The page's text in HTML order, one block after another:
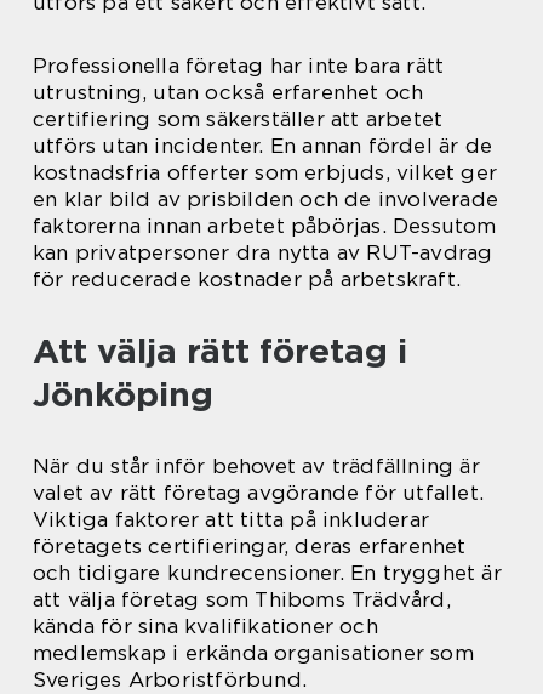
Professionella företag har inte bara rätt
utrustning, utan också erfarenhet och
certifiering som säkerställer att arbetet
utförs utan incidenter. En annan fördel är de
kostnadsfria offerter som erbjuds, vilket ger
en klar bild av prisbilden och de involverade
faktorerna innan arbetet påbörjas. Dessutom
kan privatpersoner dra nytta av RUT-avdrag
för reducerade kostnader på arbetskraft.
Att välja rätt företag i
Jönköping
När du står inför behovet av trädfällning är
valet av rätt företag avgörande för utfallet.
Viktiga faktorer att titta på inkluderar
företagets certifieringar, deras erfarenhet
och tidigare kundrecensioner. En trygghet är
att välja företag som Thiboms Trädvård,
kända för sina kvalifikationer och
medlemskap i erkända organisationer som
Sveriges Arboristförbund.